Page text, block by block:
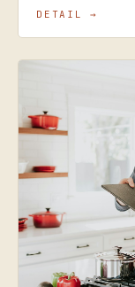
DETAIL →